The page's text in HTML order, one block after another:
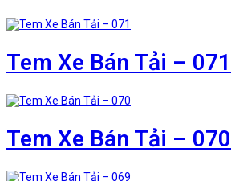
Tem Xe Bán Tải – 071
Tem Xe Bán Tải – 070